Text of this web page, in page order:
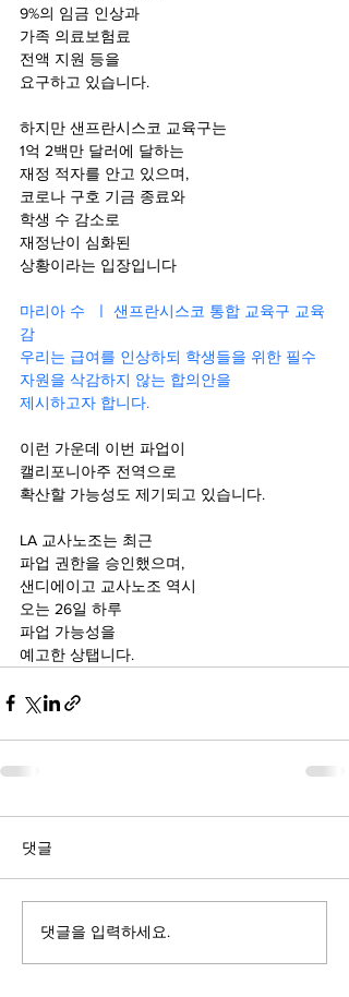
9%의 임금 인상과
가족 의료보험료
전액 지원 등을
요구하고 있습니다.
하지만 샌프란시스코 교육구는
1억 2백만 달러에 달하는
재정 적자를 안고 있으며,
코로나 구호 기금 종료와
학생 수 감소로
재정난이 심화된
상황이라는 입장입니다
마리아 수  ㅣ 샌프란시스코 통합 교육구 교육
감
우리는 급여를 인상하되 학생들을 위한 필수
자원을 삭감하지 않는 합의안을
제시하고자 합니다.
이런 가운데 이번 파업이
캘리포니아주 전역으로
확산할 가능성도 제기되고 있습니다.
LA 교사노조는 최근
파업 권한을 승인했으며,
샌디에이고 교사노조 역시
오는 26일 하루
파업 가능성을
예고한 상탭니다.
댓글
댓글을 입력하세요.